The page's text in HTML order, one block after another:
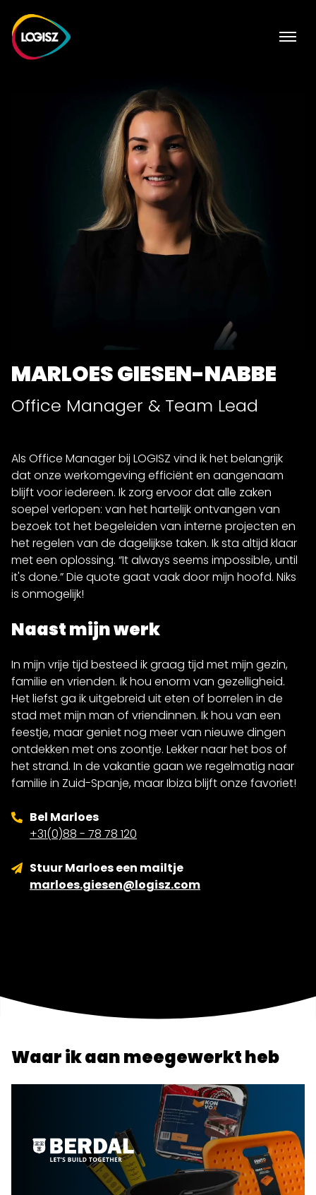
MARLOES GIESEN-NABBE
Office Manager & Team Lead
Als Office Manager bij LOGISZ vind ik het belangrijk
dat onze werkomgeving efficiënt en aangenaam
blijft voor iedereen. Ik zorg ervoor dat alle zaken
soepel verlopen: van het hartelijk ontvangen van
bezoek tot het begeleiden van interne projecten en
het regelen van de dagelijkse taken. Ik sta altijd klaar
met een oplossing. “It always seems impossible, until
it's done.” Die quote gaat vaak door mijn hoofd. Niks
is onmogelijk!
Naast mijn werk
In mijn vrije tijd besteed ik graag tijd met mijn gezin,
familie en vrienden. Ik hou enorm van gezelligheid.
Het liefst ga ik uitgebreid uit eten of borrelen in de
stad met mijn man of vriendinnen. Ik hou van een
feestje, maar geniet nog meer van nieuwe dingen
ontdekken met ons zoontje. Lekker naar het bos of
het strand. In de vakantie gaan we regelmatig naar
familie in Zuid-Spanje, maar Ibiza blijft onze favoriet!
Bel Marloes
+31(0)88 - 78 78 120
Stuur Marloes een mailtje
marloes.giesen@logisz.com
Waar ik aan meegewerkt heb